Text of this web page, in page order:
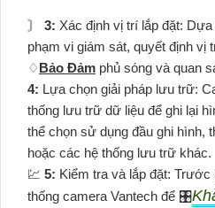
〙 3: Xác định vị trí lắp đặt:
phạm vi giám sát, quyết định vị
♢ Bảo Đảm phủ sóng và quan
4: Lựa chọn giải pháp lưu trữ:
thống lưu trữ dữ liệu để ghi lại
thể chọn sử dụng đầu ghi hình,
hoặc các hệ thống lưu trữ khác.
💹 5: Kiểm tra và lắp đặt:
thống camera Vantech để 🎛